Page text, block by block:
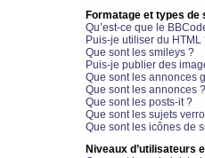
Formatage et types de
Qu’est-ce que le
Puis-je utiliser du HTML
Que sont les smileys ?
Puis-je publier des
Que sont les annonces
Que sont les annonces ?
Que sont les posts-it ?
Que sont les sujets
Que sont les icônes de
Niveaux d’utilisateurs